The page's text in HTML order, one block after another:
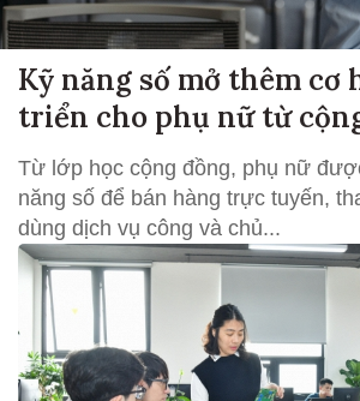
Kỹ năng số mở thêm cơ
triển cho phụ nữ từ
Từ lớp học cộng đồng, phụ nữ
năng số để bán hàng trực tuyến,
dùng dịch vụ công và chủ...